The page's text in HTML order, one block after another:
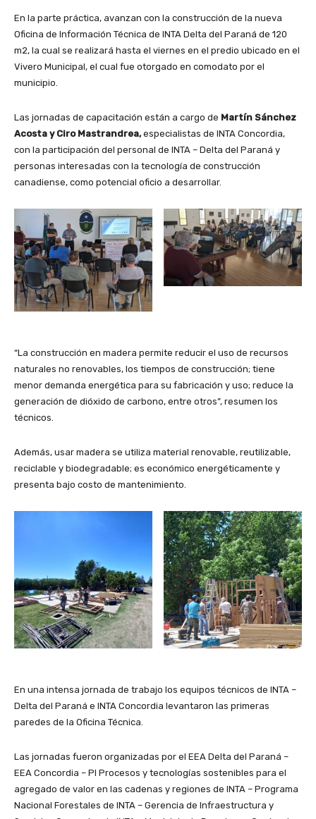
En la parte práctica, avanzan con la construcción de la nueva
Oficina de Información Técnica de INTA Delta del Paraná de 120
m2, la cual se realizará hasta el viernes en el predio ubicado en el
Vivero Municipal, el cual fue otorgado en comodato por el
municipio.
Las jornadas de capacitación están a cargo de Martín Sánchez
Acosta y Ciro Mastrandrea,especialistas de INTA Concordia,
con la participación del personal de INTA – Delta del Paraná y
personas interesadas con la tecnología de construcción
canadiense, como potencial oficio a desarrollar.
“La construcción en madera permite reducir el uso de recursos
naturales no renovables, los tiempos de construcción; tiene
menor demanda energética para su fabricación y uso; reduce la
generación de dióxido de carbono, entre otros”, resumen los
técnicos.
Además, usar madera se utiliza material renovable, reutilizable,
reciclable y biodegradable; es económico energéticamente y
presenta bajo costo de mantenimiento.
En una intensa jornada de trabajo los equipos técnicos de INTA –
Delta del Paraná e INTA Concordia levantaron las primeras
paredes de la Oficina Técnica.
Las jornadas fueron organizadas por el EEA Delta del Paraná –
EEA Concordia – PI Procesos y tecnologías sostenibles para el
agregado de valor en las cadenas y regiones de INTA – Programa
Nacional Forestales de INTA – Gerencia de Infraestructura y